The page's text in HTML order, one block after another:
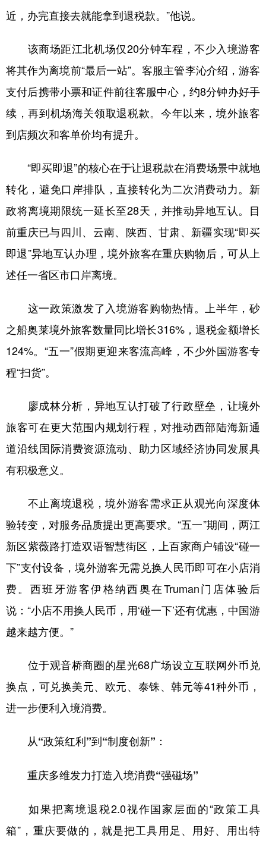
近，办完直接去就能拿到退税款。”他说。
该商场距江北机场仅20分钟车程，不少入境游客
将其作为离境前“最后一站”。客服主管李沁介绍，游客
支付后携带小票和证件前往客服中心，约8分钟办好手
续，再到机场海关领取退税款。今年以来，境外旅客
到店频次和客单价均有提升。
“即买即退”的核心在于让退税款在消费场景中就地
转化，避免口岸排队，直接转化为二次消费动力。新
政将离境期限统一延长至28天，并推动异地互认。目
前重庆已与四川、云南、陕西、甘肃、新疆实现“即买
即退”异地互认办理，境外旅客在重庆购物后，可从上
述任一省区市口岸离境。
这一政策激发了入境游客购物热情。上半年，砂
之船奥莱境外旅客数量同比增长316%，退税金额增长
124%。“五一”假期更迎来客流高峰，不少外国游客专
程“扫货”。
廖成林分析，异地互认打破了行政壁垒，让境外
旅客可在更大范围内规划行程，对推动西部陆海新通
道沿线国际消费资源流动、助力区域经济协同发展具
有积极意义。
不止离境退税，境外游客需求正从观光向深度体
验转变，对服务品质提出更高要求。“五一”期间，两江
新区紫薇路打造双语智慧街区，上百家商户铺设“碰一
下”支付设备，境外游客无需兑换人民币即可在小店消
费。西班牙游客伊格纳西奥在Truman门店体验后
说：“小店不用换人民币，用‘碰一下’还有优惠，中国游
越来越方便。”
位于观音桥商圈的星光68广场设立互联网外币兑
换点，可兑换美元、欧元、泰铢、韩元等41种外币，
进一步便利入境消费。
从“政策红利”到“制度创新”：
重庆多维发力打造入境消费“强磁场”
如果把离境退税2.0视作国家层面的“政策工具
箱”，重庆要做的，就是把工具用足、用好、用出特